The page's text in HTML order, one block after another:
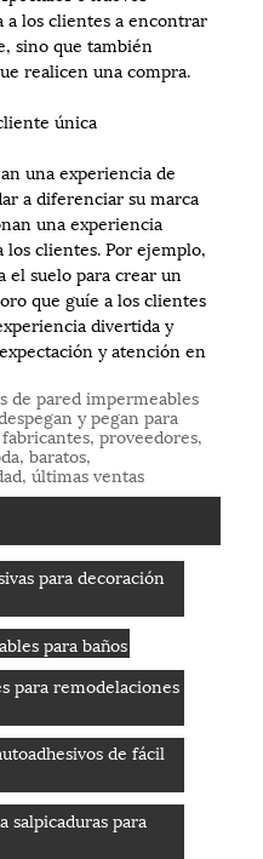
a los clientes a encontrar
sino que también
realicen una compra.
única
una experiencia de
a diferenciar su marca
una experiencia
clientes. Por ejemplo,
el suelo para crear un
que guíe a los clientes
divertida y
y atención en
de pared impermeables
y pegan para
proveedores,
baratos,
últimas ventas
para decoración
para baños
para remodelaciones
de fácil
salpicaduras para